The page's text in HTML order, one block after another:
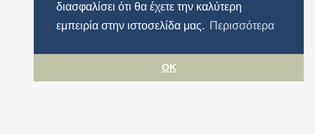
διασφαλίσει ότι θα έχετε την καλύτερη
εμπειρία στην ιστοσελίδα μας. Περισσότερα
OK